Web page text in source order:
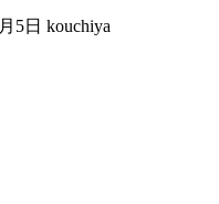
5日 kouchiya